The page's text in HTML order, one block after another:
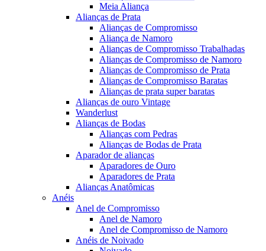
Meia Aliança
Alianças de Prata
Alianças de Compromisso
Aliança de Namoro
Alianças de Compromisso Trabalhadas
Alianças de Compromisso de Namoro
Alianças de Compromisso de Prata
Alianças de Compromisso Baratas
Alianças de prata super baratas
Alianças de ouro Vintage
Wanderlust
Alianças de Bodas
Alianças com Pedras
Alianças de Bodas de Prata
Aparador de alianças
Aparadores de Ouro
Aparadores de Prata
Alianças Anatômicas
Anéis
Anel de Compromisso
Anel de Namoro
Anel de Compromisso de Namoro
Anéis de Noivado